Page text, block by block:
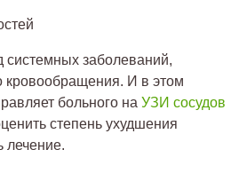
заболеваний,
кровообращения. И в этом
больного на УЗИ сосудов
степень ухудшения
лечение.